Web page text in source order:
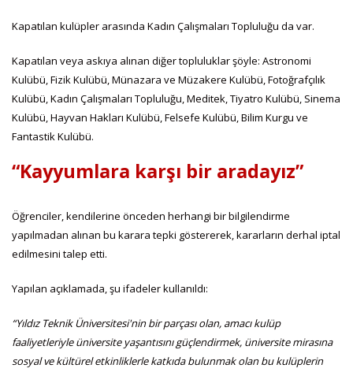
Kapatılan kulüpler arasında Kadın Çalışmaları Topluluğu da var.
Kapatılan veya askıya alınan diğer topluluklar şöyle: Astronomi
Kulübü, Fizik Kulübü, Münazara ve Müzakere Kulübü, Fotoğrafçılık
Kulübü, Kadın Çalışmaları Topluluğu, Meditek, Tiyatro Kulübü, Sinema
Kulübü, Hayvan Hakları Kulübü, Felsefe Kulübü, Bilim Kurgu ve
Fantastik Kulübü.
“Kayyumlara karşı bir aradayız”
Öğrenciler, kendilerine önceden herhangi bir bilgilendirme
yapılmadan alınan bu karara tepki göstererek, kararların derhal iptal
edilmesini talep etti.
Yapılan açıklamada, şu ifadeler kullanıldı:
“Yıldız Teknik Üniversitesi'nin bir parçası olan, amacı kulüp
faaliyetleriyle üniversite yaşantısını güçlendirmek, üniversite mirasına
sosyal ve kültürel etkinliklerle katkıda bulunmak olan bu kulüplerin